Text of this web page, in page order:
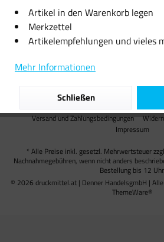
Versand
Unsere Zahlungsarten
Versand und Zahlungsbedingungen
Impressum
* Alle Preise inkl. gesetzl. Mehrwertsteuer
Nachnahmegebühren, wenn nicht anders
Bestellung bis 12 Uhr.
© 2026 druckmittel.at | Denner HandelsgmbH |
ThemeWare®
Artikel in den Warenkorb legen
Merkzettel
Artikelempfehlungen und vieles
Mehr Informationen
Schließen